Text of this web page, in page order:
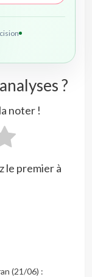
?
noter !
le premier à
(21/06) :